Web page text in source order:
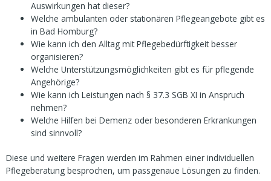
Auswirkungen hat dieser?
Welche ambulanten oder stationären Pflegeangebote gibt es
in Bad Homburg?
Wie kann ich den Alltag mit Pflegebedürftigkeit besser
organisieren?
Welche Unterstützungsmöglichkeiten gibt es für pflegende
Angehörige?
Wie kann ich Leistungen nach § 37.3 SGB XI in Anspruch
nehmen?
Welche Hilfen bei Demenz oder besonderen Erkrankungen
sind sinnvoll?
Diese und weitere Fragen werden im Rahmen einer individuellen
Pflegeberatung besprochen, um passgenaue Lösungen zu finden.